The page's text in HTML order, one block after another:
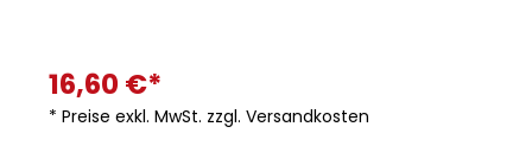
16,60 €*
* Preise exkl. MwSt. zzgl. Versandkosten